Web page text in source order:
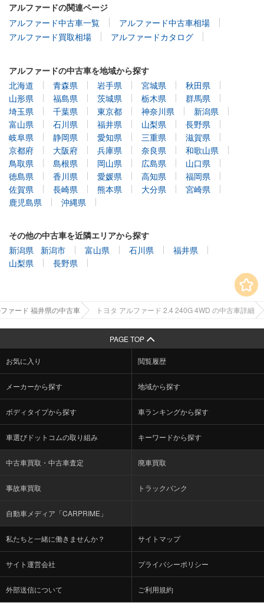
アルファードの関連ページ
アルファード中古車一覧
アルファード中古車相場
アルファード買取相場
アルファードカタログ
アルファードの中古車を地域から探す
北海道
青森県 岩手県 宮城県
秋田県
山形県
福島県 茨城県 栃木県
群馬県
埼玉県
千葉県 東京都 神奈川県
新潟県
富山県
石川県 福井県 山梨県
長野県
岐阜県
静岡県 愛知県 三重県
滋賀県
京都府
大阪府 兵庫県 奈良県
和歌山県
鳥取県
島根県 岡山県 広島県
山口県
徳島県
香川県 愛媛県 高知県
福岡県
佐賀県
長崎県 熊本県 大分県
宮崎県
鹿児島県
沖縄県
その他の中古車を近隣エリアから探す
新潟県
新潟市 富山県 石川県
福井県
山梨県
長野県
ァード 福井県の中古車 トヨタ アルファード 2.4 240G 4WD の中古車詳細
PAGE TOP
お気に入り 閲覧履歴
メーカーから探す 地域から探す
ボディタイプから探す 車ランキングから探す
車選びドットコムの取り組み キーワードから探す
中古車買取・中古車査定 廃車買取
事故車買取 トラックバンク
自動車メディア「CARPRIME」
私たちと一緒に働きませんか？ サイトマップ
サイト運営会社 プライバシーポリシー
外部送信について ご利用規約